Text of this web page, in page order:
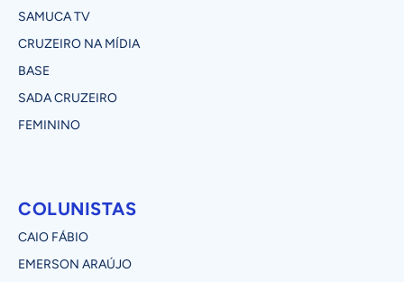
SAMUCA TV
CRUZEIRO NA MÍDIA
BASE
SADA CRUZEIRO
FEMININO
COLUNISTAS
CAIO FÁBIO
EMERSON ARAÚJO